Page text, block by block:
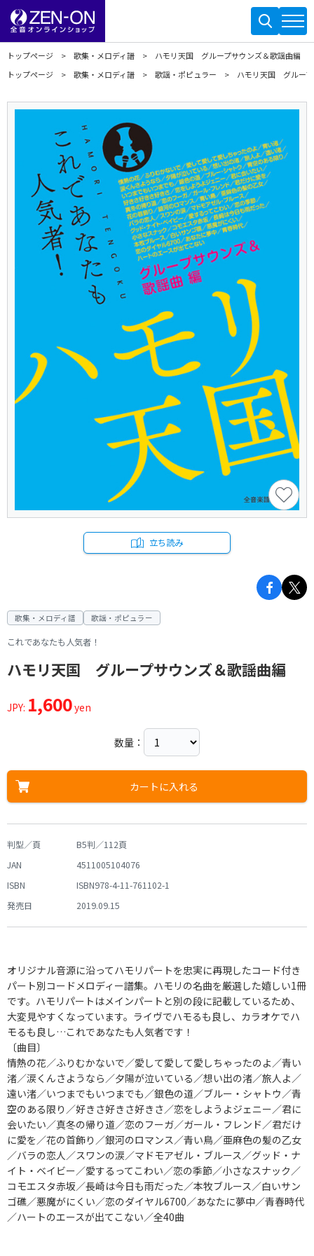
トップページ 歌集・メロディ譜
ハモリ天国 グループサウンズ＆歌謡曲編
トップページ
歌集・メロディ譜 歌謡・ポピュラー ハモリ天国 グルー
立ち読み
歌集・メロディ譜 歌謡・ポピュラー
これであなたも人気者！
ハモリ天国 グループサウンズ＆歌謡曲編
JPY: 1,600yen
数量：
カートに入れる
判型／頁
B5判／112頁
JAN
4511005104076
ISBN
ISBN978-4-11-761102-1
発売日
2019.09.15
オリジナル音源に沿ってハモリパートを忠実に再現したコード付き
パート別コードメロディー譜集。ハモリの名曲を厳選した嬉しい1冊
です。ハモリパートはメインパートと別の段に記載しているため、
大変見やすくなっています。ライヴでハモるも良し、カラオケでハ
モるも良し…これであなたも人気者です！
〔曲目〕
情熱の花／ふりむかないで／愛して愛して愛しちゃったのよ／青い
渚／涙くんさようなら／夕陽が泣いている／想い出の渚／旅人よ／
遠い渚／いつまでもいつまでも／銀色の道／ブルー・シャトウ／青
空のある限り／好きさ好きさ好きさ／恋をしようよジェニー／君に
会いたい／真冬の帰り道／恋のフーガ／ガール・フレンド／君だけ
に愛を／花の首飾り／銀河のロマンス／青い鳥／亜麻色の髪の乙女
／バラの恋人／スワンの涙／マドモアゼル・ブルース／グッド・ナ
イト・ベイビー／愛するってこわい／恋の季節／小さなスナック／
コモエスタ赤坂／長崎は今日も雨だった／本牧ブルース／白いサン
ゴ礁／悪魔がにくい／恋のダイヤル6700／あなたに夢中／青春時代
／ハートのエースが出てこない／全40曲